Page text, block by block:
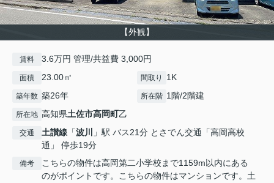
【外観】
賃料 3.6万円 管理/共益費 3,000円
面積 23.00㎡ 間取り 1K
築年数 築26年 所在階 1階/2階建
所在地 高知県土佐市高岡町乙
交通 土讃線 「波川
」駅 バス21分 とさでん交通「高岡高校
通」 停歩19分
備考
こちらの物件は高岡第二小学校まで1159m以内にある
のがポイントです。こちらの物件はマンションです。土